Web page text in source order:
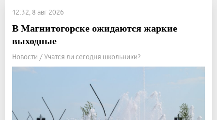
12:32, 8 авг 2026
В Магнитогорске ожидаются жаркие
выходные
Новости / Учатся ли сегодня школьники?